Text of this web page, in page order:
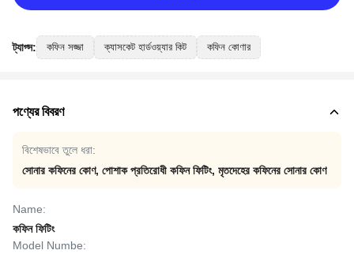
ট্যাগ্স: কফিন সজ্জা ক্যাসকেট হার্ডওয়্যার কিট কফিন কোণার
পণ্যের বিবরণ
বিশেষভাবে তুলে ধরা:
সোনার কফিনের কোণ, পোশাক প্রতিরোধী কফিন ফিটিং, মৃতদেহের কফিনের সোনার কোণ
Name:
কফিন ফিটিং
Model Numbe: